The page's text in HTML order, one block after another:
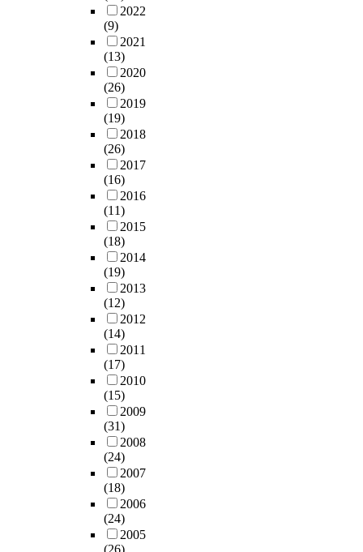
2022
(9)
2021
(13)
2020
(26)
2019
(19)
2018
(26)
2017
(16)
2016
(11)
2015
(18)
2014
(19)
2013
(12)
2012
(14)
2011
(17)
2010
(15)
2009
(31)
2008
(24)
2007
(18)
2006
(24)
2005